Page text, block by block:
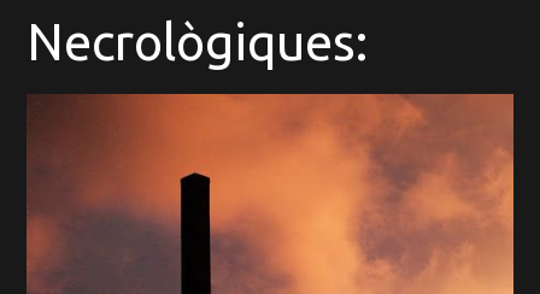
Necrològiques: